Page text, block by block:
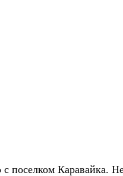
поселком Каравайка.